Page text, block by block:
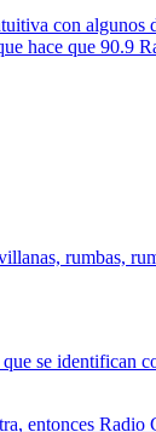
con algunos
hace que 90.9
rumbas,
que se identifican
entonces